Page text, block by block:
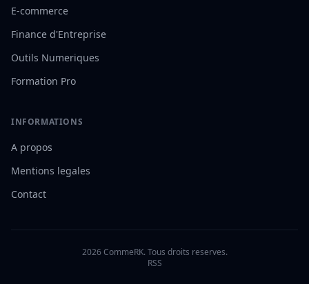
E-commerce
Finance d'Entreprise
Outils Numeriques
Formation Pro
INFORMATIONS
A propos
Mentions legales
Contact
2026 CommeRK. Tous droits reserves.
RSS